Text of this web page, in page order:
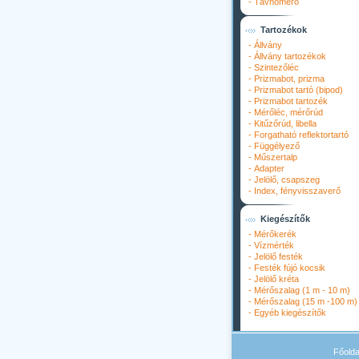
Tartozékok
- Állvány
- Állvány tartozékok
- Szintezőléc
- Prizmabot, prizma
- Prizmabot tartó (bipod)
- Prizmabot tartozék
- Mérőléc, mérőrúd
- Kitűzőrúd, libella
- Forgatható reflektortartó
- Függélyező
- Műszertalp
- Adapter
- Jelölő, csapszeg
- Index, fényvisszaverő
Kiegészítők
- Mérőkerék
- Vízmérték
- Jelölő festék
- Festék fújó kocsik
- Jelölő kréta
- Mérőszalag (1 m - 10 m)
- Mérőszalag (15 m -100 m)
- Egyéb kiegészítők